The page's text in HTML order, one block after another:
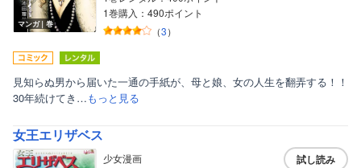
マンガ｜巻
1巻購入：490ポイント
（3）
見知らぬ男から届いた一通の手紙が、母と娘、女の人生を翻弄する！！
30年続けてき…もっと見る
女王エリザベス
少女漫画
試し読み